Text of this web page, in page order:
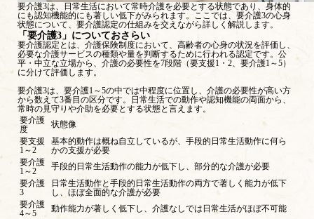
要介護3は、日常生活において常時介護を必要とする状態であり、身体的
にも認知機能的にも著しい低下がみられます。ここでは、要介護3の心身
状態について、要介護認定の仕組みを交えながら詳しく解説します。
「要介護3」についておさらい
要介護認定とは、介護保険制度において、高齢者の心身の状況を評価し、
必要な介護サービスの種類や量を判断するために行われる認定です。公
平・中立な立場から、介護の必要性を7段階（要支援1・2、要介護1～5）
に分けて評価します。
要介護3は、要介護1～5の中では中程度に位置し、介護の必要性が高い方
から数えて3番目の区分です。日常生活での動作や認知機能の両面から、
常時の見守りや介助を必要とする状態と言えます。
要介護
度
状態像
要支援
1～2
基本的動作は概ね自立しているが、手段的日常生活動作に何ら
かの支援が必要
要介護
1～2
手段的日常生活動作の能力が低下し、部分的な介護が必要
要介護
3
日常生活動作と手段的日常生活動作の両方で著しく能力が低下
し、ほぼ全面的な介護が必要
要介護
4～5
動作能力が著しく低下し、介護なしでは日常生活がほぼ不可能